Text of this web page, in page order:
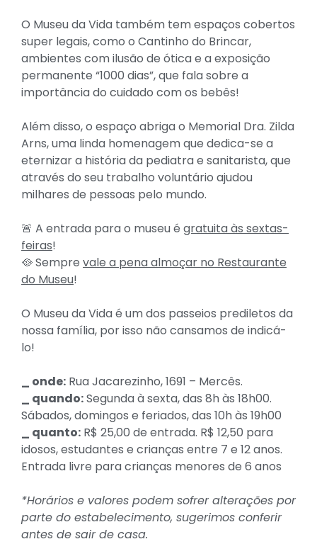
O Museu da Vida também tem espaços cobertos
super legais, como o Cantinho do Brincar,
ambientes com ilusão de ótica e a exposição
permanente “1000 dias”, que fala sobre a
importância do cuidado com os bebês!
Além disso, o espaço abriga o Memorial Dra. Zilda
Arns, uma linda homenagem que dedica-se a
eternizar a história da pediatra e sanitarista, que
através do seu trabalho voluntário ajudou
milhares de pessoas pelo mundo.
🚨 A entrada para o museu é gratuita às sextas-
feiras!
🥘 Sempre vale a pena almoçar no Restaurante
do Museu!
O Museu da Vida é um dos passeios prediletos da
nossa família, por isso não cansamos de indicá-
lo!
_ onde: Rua Jacarezinho, 1691 – Mercês.
_ quando:Segunda à sexta, das 8h às 18h00.
Sábados, domingos e feriados, das 10h às 19h00
_ quanto: R$ 25,00 de entrada. R$ 12,50 para
idosos, estudantes e crianças entre 7 e 12 anos.
Entrada livre para crianças menores de 6 anos
*Horários e valores podem sofrer alterações por
parte do estabelecimento, sugerimos conferir
antes de sair de casa.